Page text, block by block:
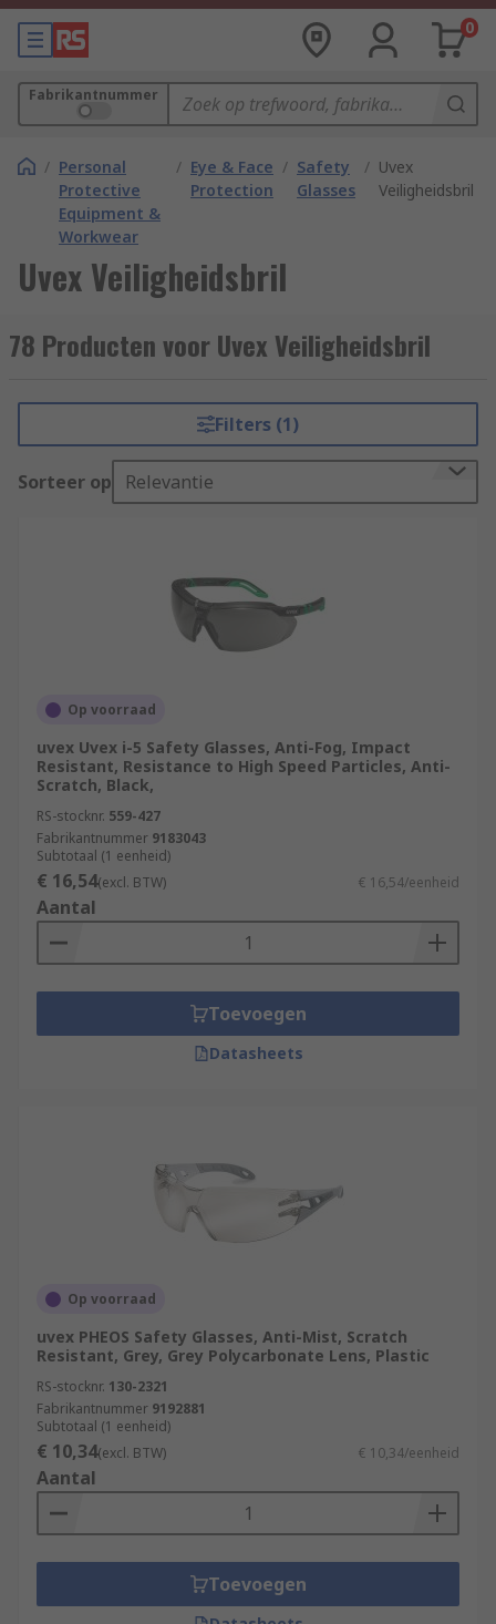
0
Fabrikantnummer
/ Personal
Protective
Equipment &
Workwear
/ Eye & Face
Protection
/ Safety
Glasses
/ Uvex
Veiligheidsbril
Uvex Veiligheidsbril
78 Producten voor Uvex Veiligheidsbril
Filters (1)
Sorteer op Relevantie
Op voorraad
uvex Uvex i-5 Safety Glasses, Anti-Fog, Impact
Resistant, Resistance to High Speed Particles, Anti-
Scratch, Black,
RS-stocknr. 559-427
Fabrikantnummer 9183043
Subtotaal (1 eenheid)
€ 16,54(excl. BTW) € 16,54/eenheid
Aantal
Toevoegen
Datasheets
Op voorraad
uvex PHEOS Safety Glasses, Anti-Mist, Scratch
Resistant, Grey, Grey Polycarbonate Lens, Plastic
RS-stocknr. 130-2321
Fabrikantnummer 9192881
Subtotaal (1 eenheid)
€ 10,34(excl. BTW) € 10,34/eenheid
Aantal
Toevoegen